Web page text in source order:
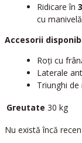
Ridicare în
cu
Accesorii
Roți cu
Laterale
Triunghi de
Greutate 30 kg
Nu există încă